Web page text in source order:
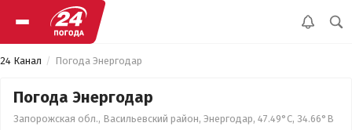
24 Канал Погода Энергодар
Погода Энергодар
Запорожская обл., Васильевский район, Энергодар, 47.49°С, 34.66°В